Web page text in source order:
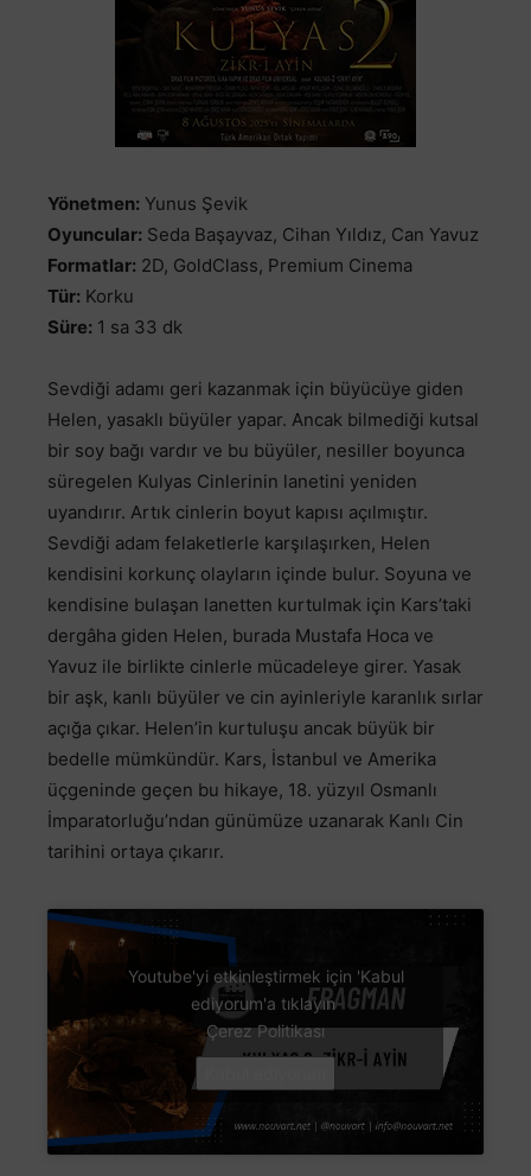
Yönetmen: Yunus Şevik
Oyuncular: Seda Başayvaz, Cihan Yıldız, Can Yavuz
Formatlar: 2D, GoldClass, Premium Cinema
Tür: Korku
Süre: 1 sa 33 dk
Sevdiği adamı geri kazanmak için büyücüye giden
Helen, yasaklı büyüler yapar. Ancak bilmediği kutsal
bir soy bağı vardır ve bu büyüler, nesiller boyunca
süregelen Kulyas Cinlerinin lanetini yeniden
uyandırır. Artık cinlerin boyut kapısı açılmıştır.
Sevdiği adam felaketlerle karşılaşırken, Helen
kendisini korkunç olayların içinde bulur. Soyuna ve
kendisine bulaşan lanetten kurtulmak için Kars’taki
dergâha giden Helen, burada Mustafa Hoca ve
Yavuz ile birlikte cinlerle mücadeleye girer. Yasak
bir aşk, kanlı büyüler ve cin ayinleriyle karanlık sırlar
açığa çıkar. Helen’in kurtuluşu ancak büyük bir
bedelle mümkündür. Kars, İstanbul ve Amerika
üçgeninde geçen bu hikaye, 18. yüzyıl Osmanlı
İmparatorluğu’ndan günümüze uzanarak Kanlı Cin
tarihini ortaya çıkarır.
Youtube'yi etkinleştirmek için 'Kabul
ediyorum'a tıklayın
Çerez Politikası